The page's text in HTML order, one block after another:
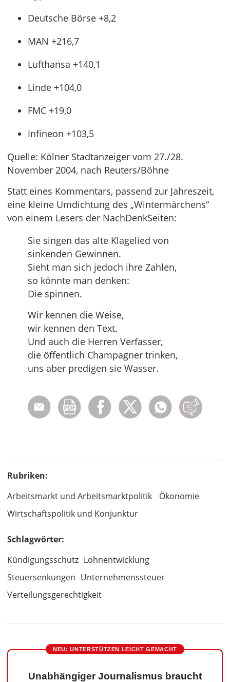
Deutsche Börse +8,2
MAN +216,7
Lufthansa +140,1
Linde +104,0
FMC +19,0
Infineon +103,5
Quelle: Kölner Stadtanzeiger vom 27./28.
November 2004, nach Reuters/Böhne
Statt eines Kommentars, passend zur Jahreszeit,
eine kleine Umdichtung des „Wintermärchens“
von einem Lesers der NachDenkSeiten:
Sie singen das alte Klagelied von
sinkenden Gewinnen.
Sieht man sich jedoch ihre Zahlen,
so könnte man denken:
Die spinnen.
Wir kennen die Weise,
wir kennen den Text.
Und auch die Herren Verfasser,
die öffentlich Champagner trinken,
uns aber predigen sie Wasser.
Rubriken:
Arbeitsmarkt und Arbeitsmarktpolitik
Ökonomie
Wirtschaftspolitik und Konjunktur
Schlagwörter:
Kündigungsschutz Lohnentwicklung
Steuersenkungen Unternehmenssteuer
Verteilungsgerechtigkeit
NEU: UNTERSTÜTZEN LEICHT GEMACHT
Unabhängiger Journalismus braucht